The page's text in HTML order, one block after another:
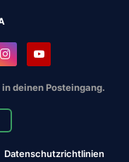
deinen Posteingang.
Datenschutzrichtlinien